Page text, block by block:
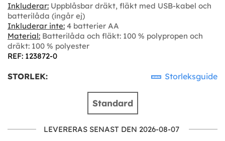
Inkluderar: Uppblåsbar dräkt, fläkt med USB-kabel och
batterilåda (ingår ej)
Inkluderar inte: 4 batterier AA
Material: Batterilåda och fläkt: 100 % polypropen och
dräkt: 100 % polyester
REF: 123872-0
STORLEK: Storleksguide
Standard
LEVERERAS SENAST DEN 2026-08-07